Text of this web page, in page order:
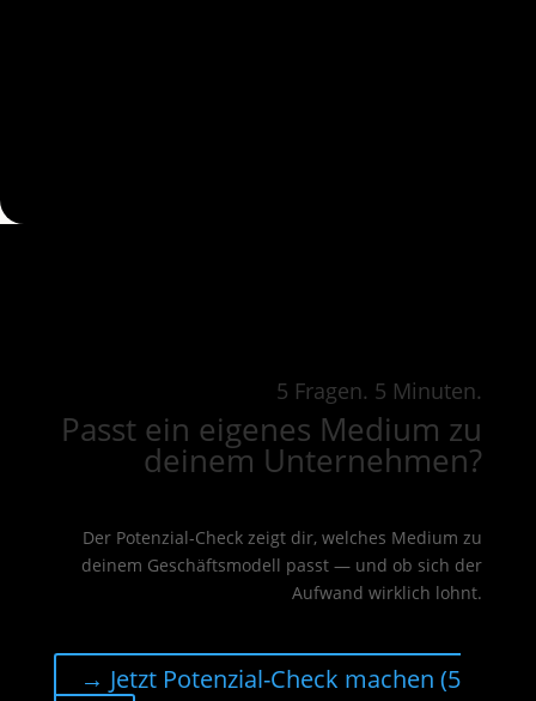
5 Fragen. 5 Minuten.
Passt ein eigenes Medium zu
deinem Unternehmen?
Der Potenzial-Check zeigt dir, welches Medium zu
deinem Geschäftsmodell passt — und ob sich der
Aufwand wirklich lohnt.
→ Jetzt Potenzial-Check machen (5